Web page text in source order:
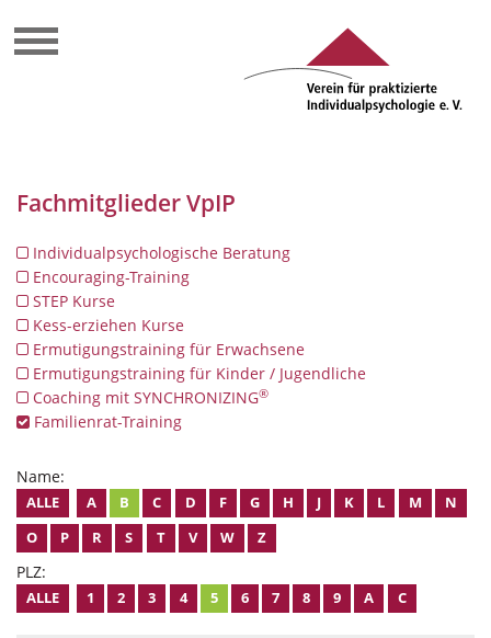
Fachmitglieder VpIP
Individualpsychologische Beratung
Encouraging-Training
STEP Kurse
Kess-erziehen Kurse
Ermutigungstraining für Erwachsene
Ermutigungstraining für Kinder / Jugendliche
Coaching mit SYNCHRONIZING®
Familienrat-Training
Name:
ALLE A B C D F G H J K L M
N
O
P R S T V W Z
PLZ:
ALLE 1 2 3 4 5 6 7 8 9 A C